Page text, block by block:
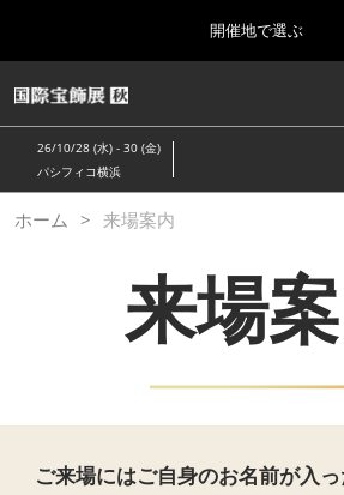
プ
し
進
む
to
close
the
開催地で選ぶ
1月 国際宝飾展
2027年01月27日
5月 神戸 国際宝飾展
神戸国際展示場/ Kobe
ー
ナ
シ
ョ
ン
を
り
26/10/28 (水) - 30 (金)
パシフィコ横浜
ホーム 来場案内
来場
ご来場にはご自身のお名前が入